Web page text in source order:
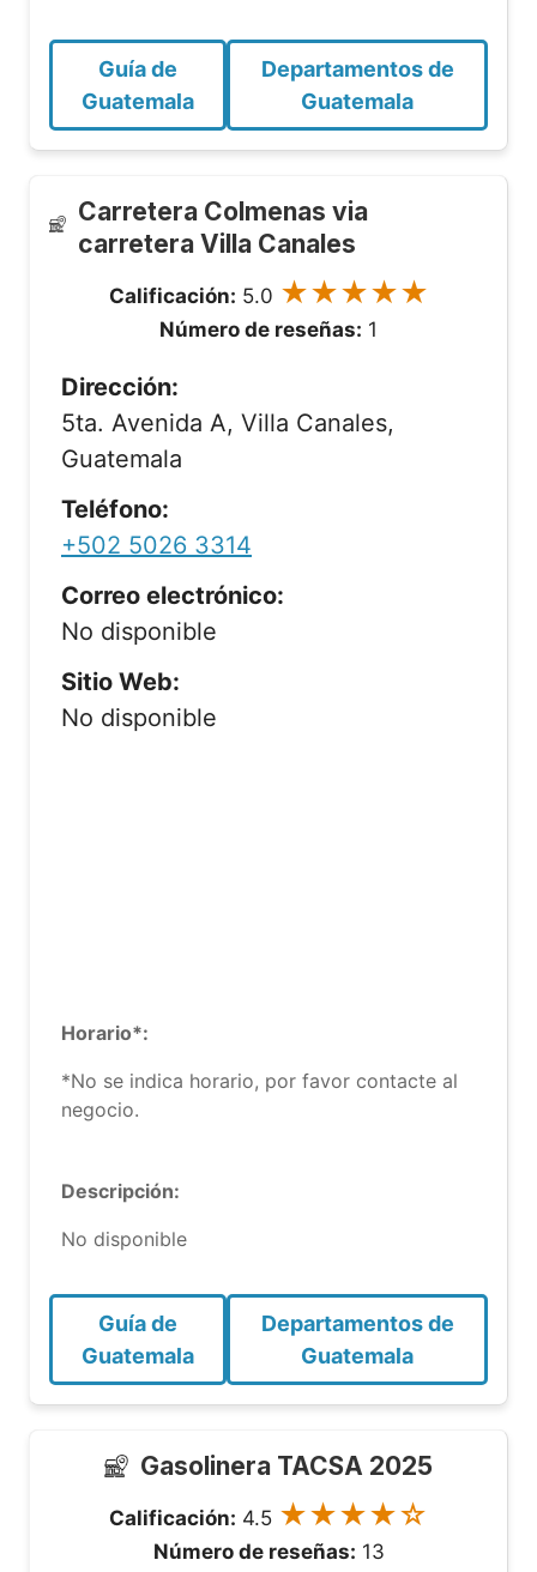
Guía de
Guatemala
Departamentos de
Guatemala
Carretera Colmenas via
carretera Villa Canales
Calificación: 5.0 ★★★★★
Número de reseñas: 1
Dirección:
5ta. Avenida A, Villa Canales,
Guatemala
Teléfono:
+502 5026 3314
Correo electrónico:
No disponible
Sitio Web:
No disponible
Horario*:
*No se indica horario, por favor contacte al
negocio.
Descripción:
No disponible
Guía de
Guatemala
Departamentos de
Guatemala
Gasolinera TACSA 2025
Calificación: 4.5 ★★★★☆
Número de reseñas: 13